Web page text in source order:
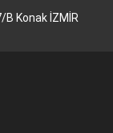
B Konak İZMİR